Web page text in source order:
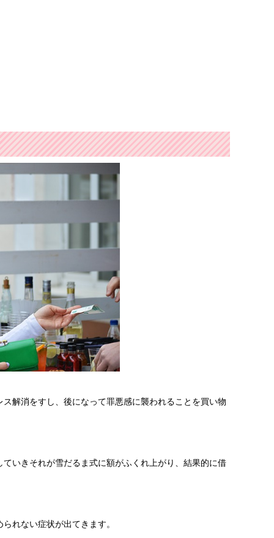
解消をすし、後になって罪悪感に襲われることを買い物
いきそれが雪だるま式に額がふくれ上がり、結果的に借
れない症状が出てきます。